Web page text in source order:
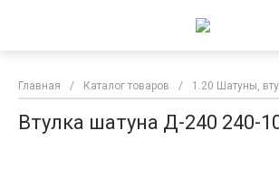
Главная / Каталог товаров / 1.20 Шатуны,
Втулка шатуна Д-240 240-